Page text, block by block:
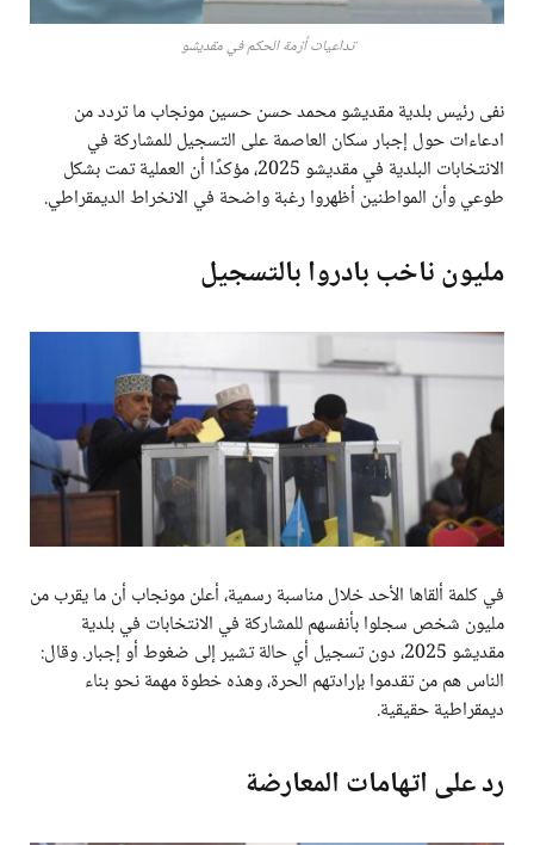
تداعيات أزمة الحكم في مقديشو
نفى رئيس بلدية مقديشو محمد حسن حسين مونجاب ما تردد من
ادعاءات حول إجبار سكان العاصمة على التسجيل للمشاركة في
الانتخابات البلدية في مقديشو 2025، مؤكدًا أن العملية تمت بشكل
طوعي وأن المواطنين أظهروا رغبة واضحة في الانخراط الديمقراطي.
مليون ناخب بادروا بالتسجيل
في كلمة ألقاها الأحد خلال مناسبة رسمية، أعلن مونجاب أن ما يقرب من
مليون شخص سجلوا بأنفسهم للمشاركة في الانتخابات في بلدية
مقديشو 2025، دون تسجيل أي حالة تشير إلى ضغوط أو إجبار. وقال:
الناس هم من تقدموا بإرادتهم الحرة، وهذه خطوة مهمة نحو بناء
ديمقراطية حقيقية.
رد على اتهامات المعارضة